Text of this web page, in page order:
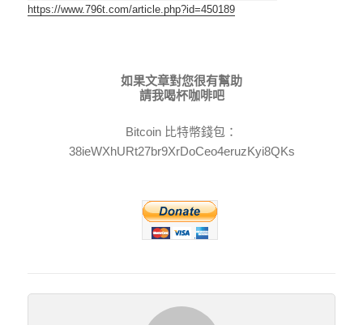
https://www.796t.com/article.php?id=450189
如果文章對您很有幫助
請我喝杯咖啡吧
Bitcoin 比特幣錢包：
38ieWXhURt27br9XrDoCeo4eruzKyi8QKs